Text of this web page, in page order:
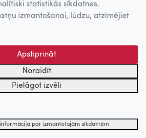
statistikās sīkdatnes.
izmantošanai, lūdzu, atzīmējiet
Apstiprināt
Noraidīt
Pielāgot izvēli
par izmantotajām sīkdatnēm